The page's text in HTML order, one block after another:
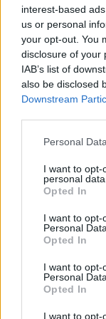
interest-based
us or personal
your opt-out. You
disclosure of your
IAB’s list of
also be disclosed
Downstream
Personal
I want to opt-
personal data.
Opted In
I want to opt-
Personal Data.
Opted In
I want to opt-
Personal
Opted In
I want to opt-
Július
Július 1., Szerda:
Július 2.,
Július 3., Péntek:
Július 4.,
Július 5.,
Július 6., Hétfő:
Július 8., Szerda:
Július 9., Csütörtök:
Július 10., Péntek:
Július 11.,
Július 13., Hétfő:
Július 14., Kedd: